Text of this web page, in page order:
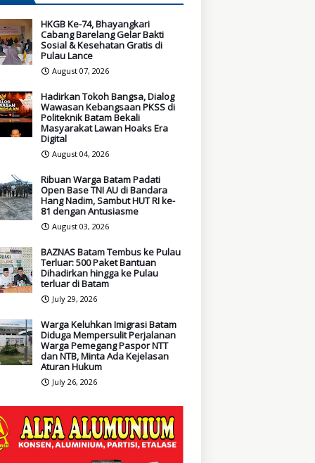
HKGB Ke-74, Bhayangkari
Cabang Barelang Gelar Bakti
Sosial & Kesehatan Gratis di
Pulau Lance
August 07, 2026
Hadirkan Tokoh Bangsa, Dialog
Wawasan Kebangsaan PKSS di
Politeknik Batam Bekali
Masyarakat Lawan Hoaks Era
Digital
August 04, 2026
Ribuan Warga Batam Padati
Open Base TNI AU di Bandara
Hang Nadim, Sambut HUT RI ke-
81 dengan Antusiasme
August 03, 2026
BAZNAS Batam Tembus ke Pulau
Terluar: 500 Paket Bantuan
Dihadirkan hingga ke Pulau
terluar di Batam
July 29, 2026
Warga Keluhkan Imigrasi Batam
Diduga Mempersulit Perjalanan
Warga Pemegang Paspor NTT
dan NTB, Minta Ada Kejelasan
Aturan Hukum
July 26, 2026